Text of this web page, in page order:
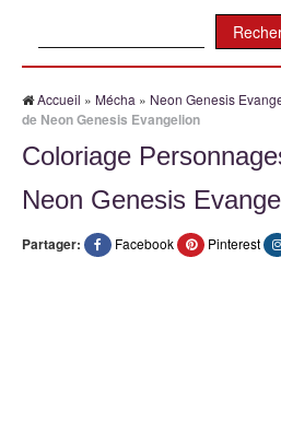
Accueil » Mécha » Neon Genesis
de Neon Genesis Evangelion
Coloriage
Neon Genesis
Partager: Facebook Pinterest